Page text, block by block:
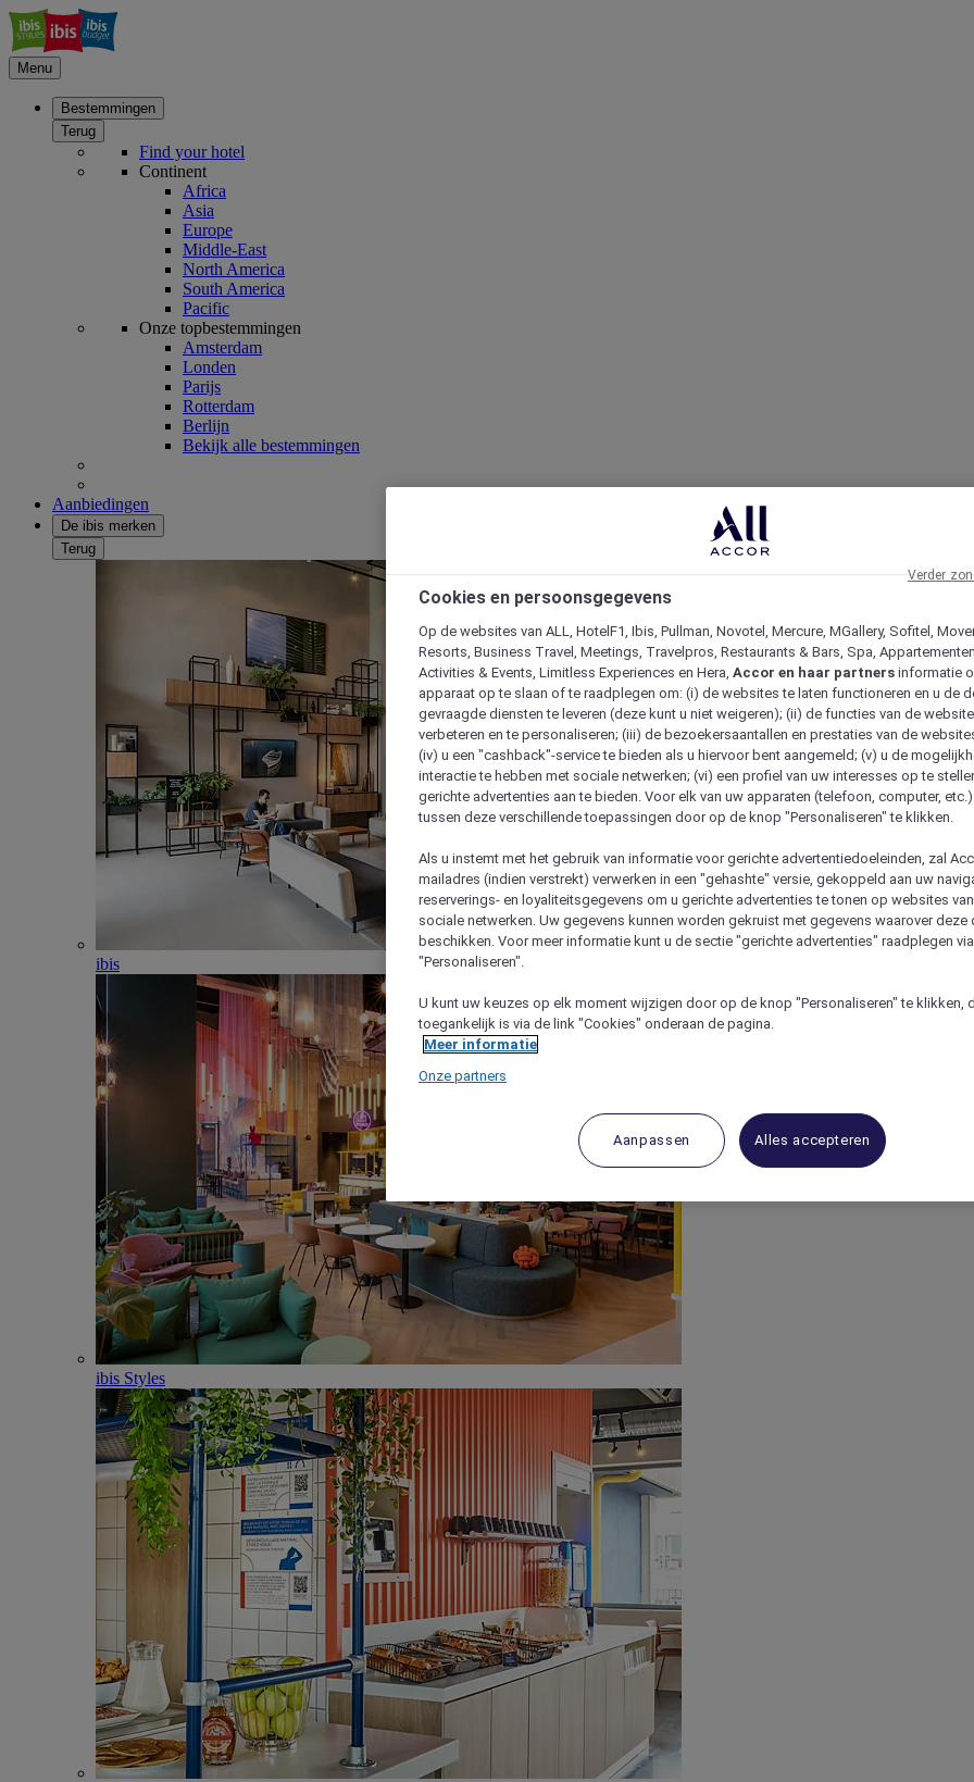
Menu
Bestemmingen
Terug
Find your hotel
Continent
Africa
Asia
Europe
Middle-East
North America
South America
Pacific
Onze topbestemmingen
Amsterdam
Londen
Parijs
Rotterdam
Berlijn
Bekijk alle bestemmingen
Aanbiedingen
De ibis merken
Terug
ibis
ibis Styles
Cookies en persoonsgegevens
Op de websites van ALL, HotelF1, Ibis, Pullman, Novotel, Mercure, MGallery, Sofitel,
Resorts, Business Travel, Meetings, Travelpros, Restaurants & Bars, Spa,
Activities & Events, Limitless Experiences en Hera, Accor en haar partners informatie
apparaat op te slaan of te raadplegen om: (i) de websites te laten functioneren en u de
gevraagde diensten te leveren (deze kunt u niet weigeren); (ii) de functies van de
verbeteren en te personaliseren; (iii) de bezoekersaantallen en prestaties van de
(iv) u een "cashback"-service te bieden als u hiervoor bent aangemeld; (v) u de
interactie te hebben met sociale netwerken; (vi) een profiel van uw interesses op te
gerichte advertenties aan te bieden. Voor elk van uw apparaten (telefoon, computer,
tussen deze verschillende toepassingen door op de knop "Personaliseren" te klikken.
Als u instemt met het gebruik van informatie voor gerichte advertentiedoeleinden, zal
mailadres (indien verstrekt) verwerken in een "gehashte" versie, gekoppeld aan uw
reserverings- en loyaliteitsgegevens om u gerichte advertenties te tonen op websites
sociale netwerken. Uw gegevens kunnen worden gekruist met gegevens waarover deze
beschikken. Voor meer informatie kunt u de sectie "gerichte advertenties" raadplegen
"Personaliseren".
U kunt uw keuzes op elk moment wijzigen door op de knop "Personaliseren" te klikken,
toegankelijk is via de link "Cookies" onderaan de pagina.
Meer informatie
Onze partners
Aanpassen Alles accepteren
Verder